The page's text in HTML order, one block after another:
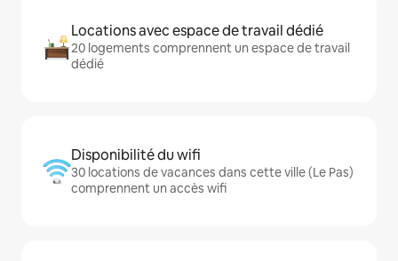
Locations avec espace de travail dédié
20 logements comprennent un espace de travail
dédié
Disponibilité du wifi
30 locations de vacances dans cette ville (Le Pas)
comprennent un accès wifi